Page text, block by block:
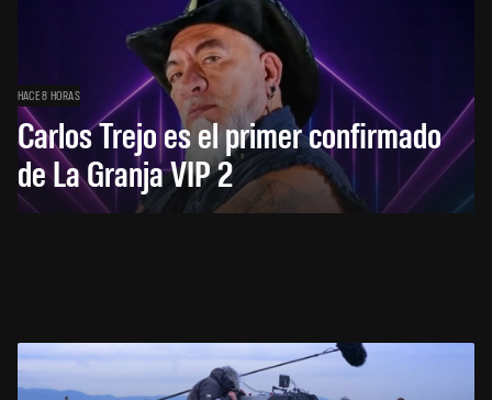
HACE 8 HORAS
Carlos Trejo es el primer confirmado
de La Granja VIP 2